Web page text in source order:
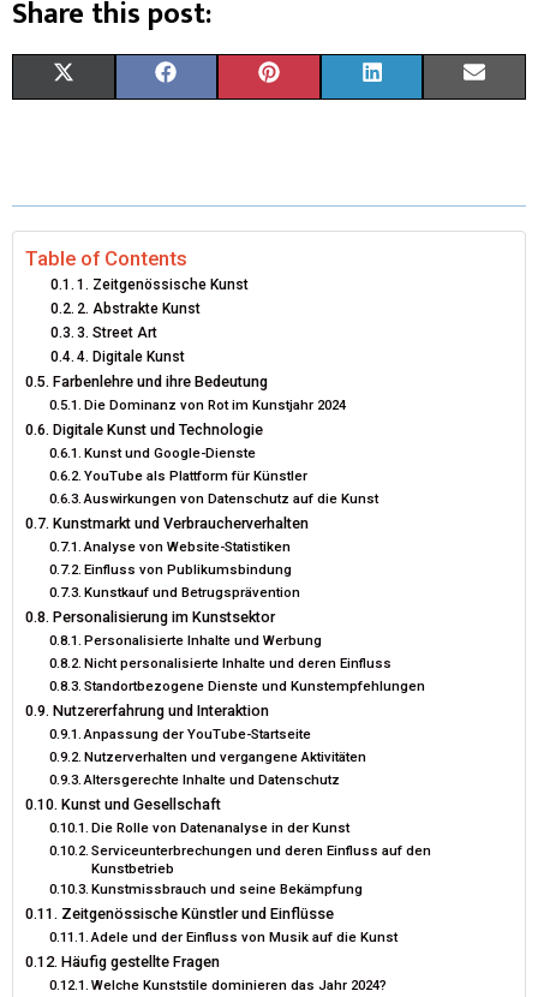
Share this post:
W
T
T
E
R
E
O
K
T K I
Table of Contents
1. Zeitgenössische Kunst
2. Abstrakte Kunst
3. Street Art
4. Digitale Kunst
Farbenlehre und ihre Bedeutung
Die Dominanz von Rot im Kunstjahr 2024
Digitale Kunst und Technologie
Kunst und Google-Dienste
YouTube als Plattform für Künstler
Auswirkungen von Datenschutz auf die Kunst
Kunstmarkt und Verbraucherverhalten
Analyse von Website-Statistiken
Einfluss von Publikumsbindung
Kunstkauf und Betrugsprävention
Personalisierung im Kunstsektor
Personalisierte Inhalte und Werbung
Nicht personalisierte Inhalte und deren Einfluss
Standortbezogene Dienste und Kunstempfehlungen
Nutzererfahrung und Interaktion
Anpassung der YouTube-Startseite
Nutzerverhalten und vergangene Aktivitäten
Altersgerechte Inhalte und Datenschutz
Kunst und Gesellschaft
Die Rolle von Datenanalyse in der Kunst
Serviceunterbrechungen und deren Einfluss auf den
Kunstbetrieb
Kunstmissbrauch und seine Bekämpfung
Zeitgenössische Künstler und Einflüsse
Adele und der Einfluss von Musik auf die Kunst
Häufig gestellte Fragen
Welche Kunststile dominieren das Jahr 2024?